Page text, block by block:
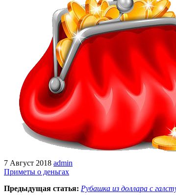
7 Август 2018 admin
Приметы о деньгах
Предыдущая статья: Рубашка из доллара с